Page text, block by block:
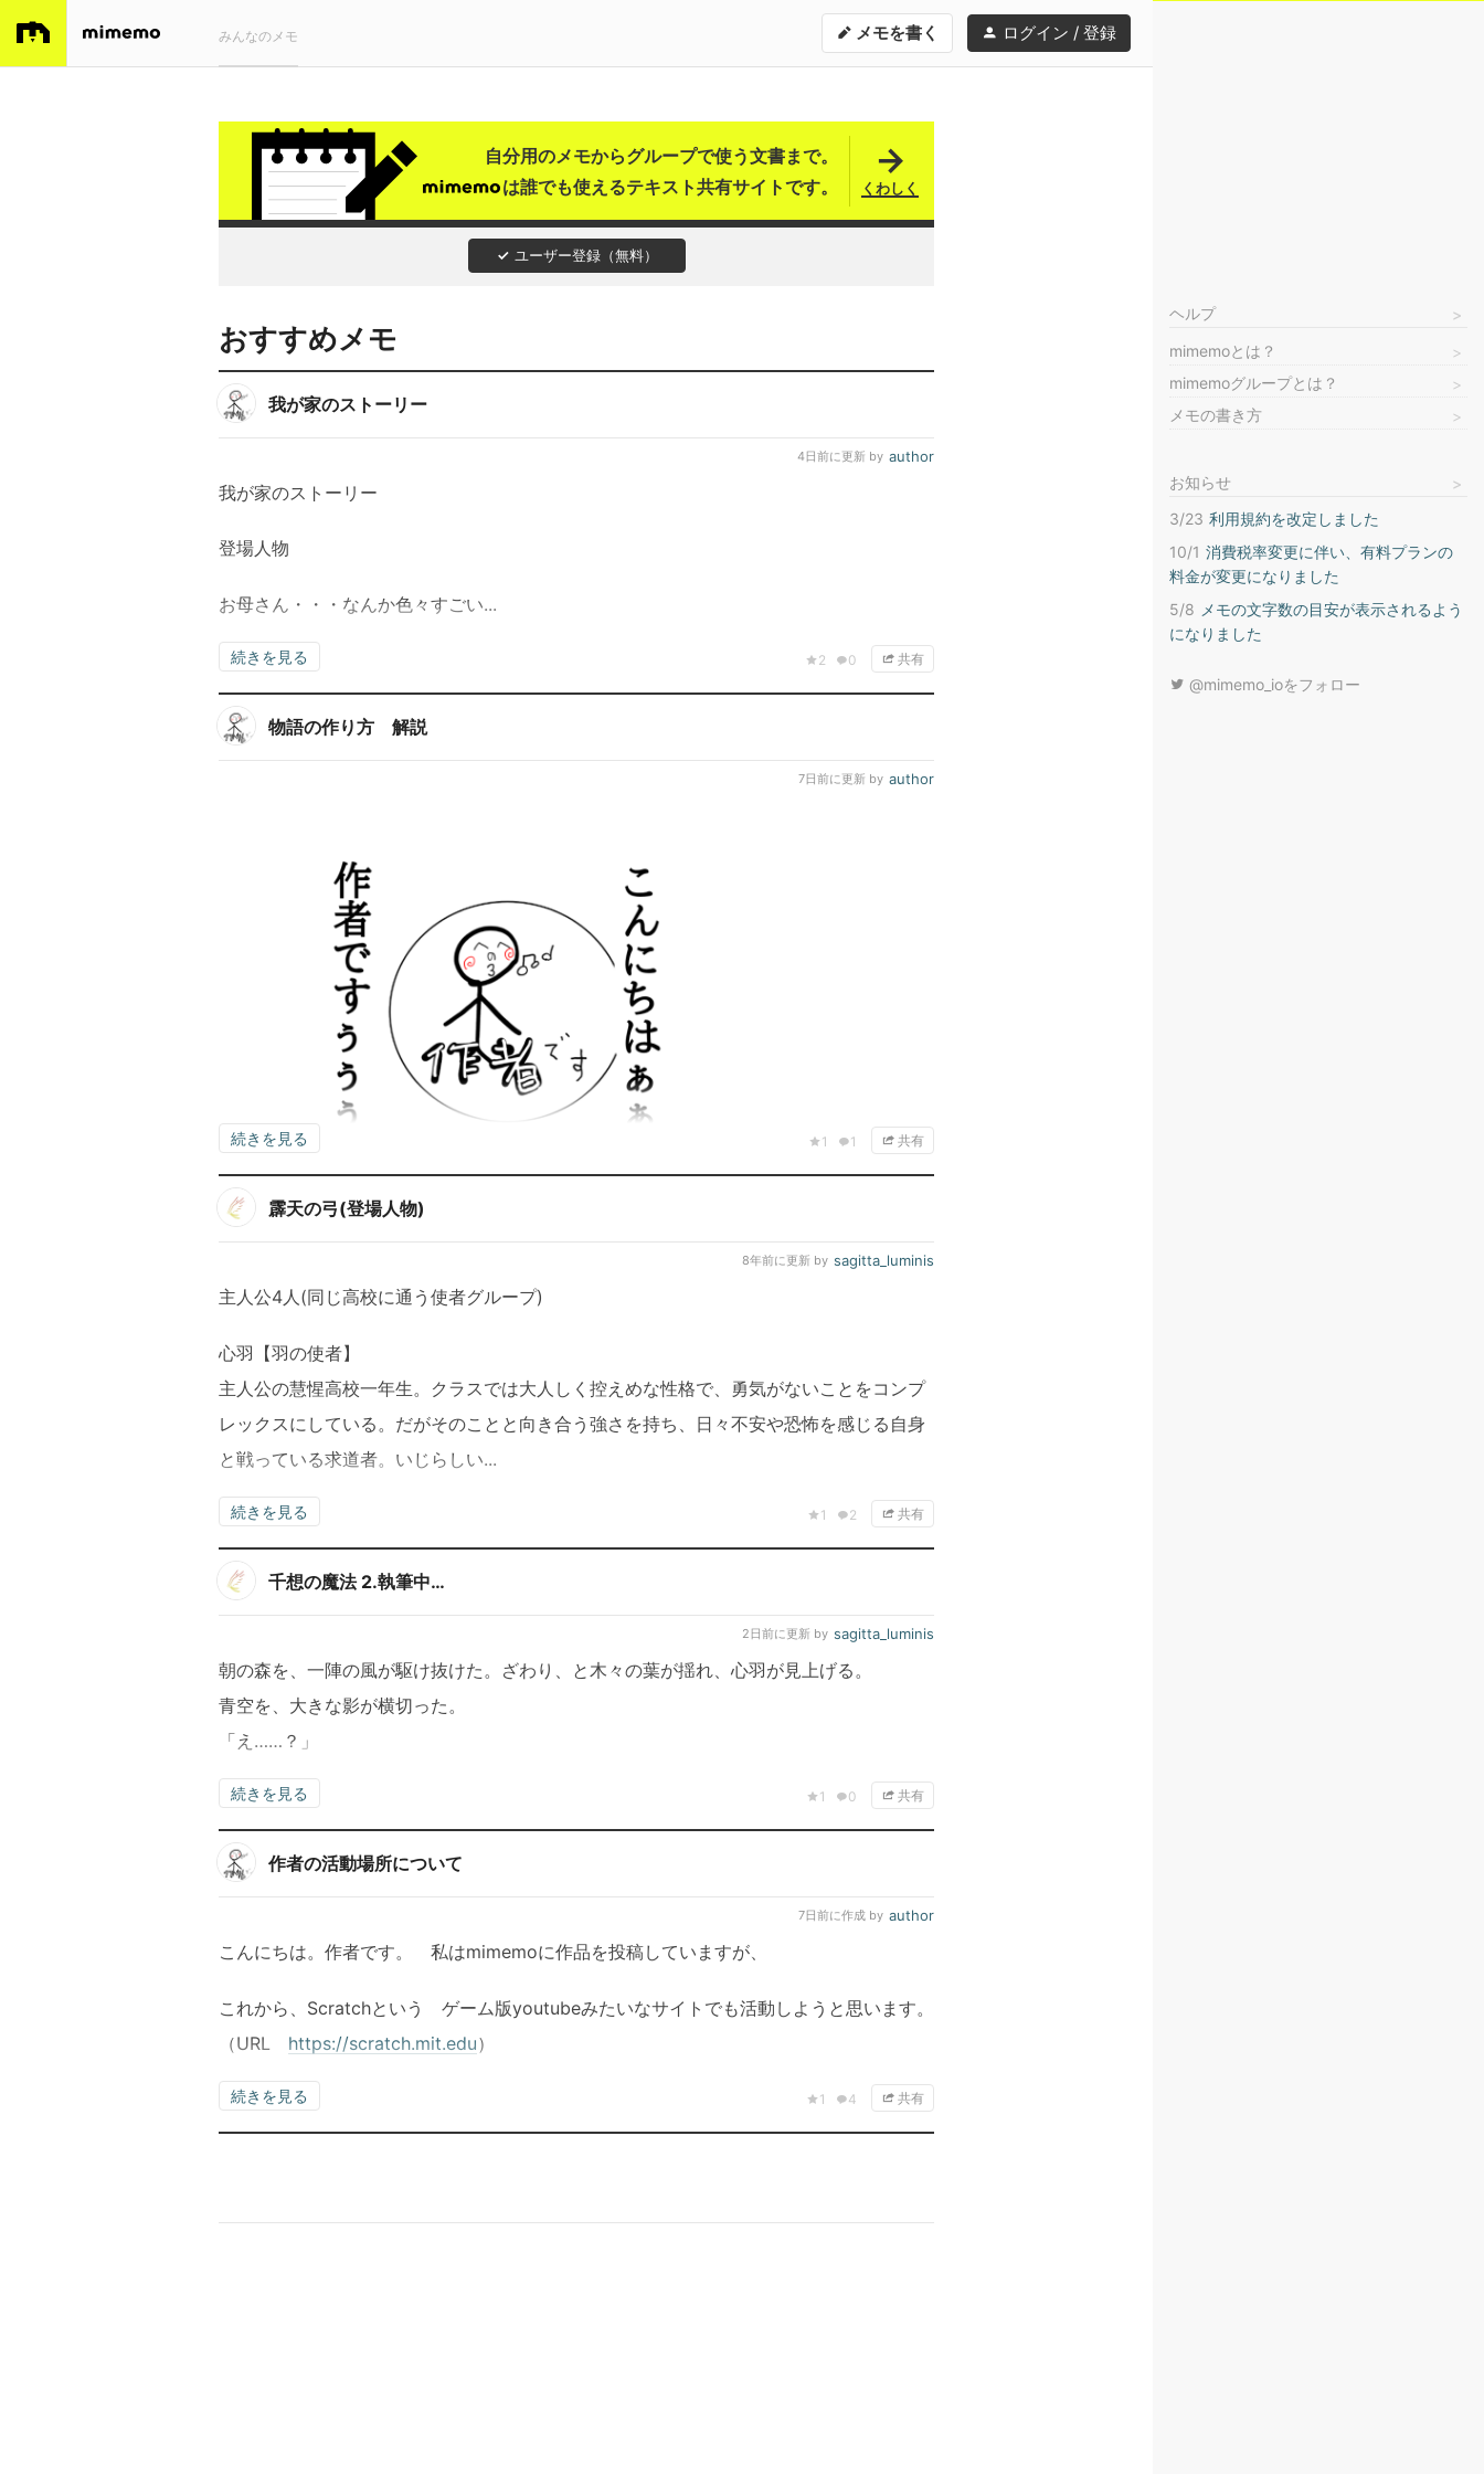
みんなのメモ メモを書く ログイン / 登録
自分用のメモからグループで使う文書まで。
は誰でも使えるテキスト共有サイトです。 くわしく
ユーザー登録（無料）
おすすめメモ
我が家のストーリー
4日前に更新 by author
2 0 共有
我が家のストーリー
登場人物
お母さん・・・なんか色々すごい...
続きを見る
物語の作り方 解説
7日前に更新 by author
1 1 共有
続きを見る
霹天の弓(登場人物)
8年前に更新 by sagitta_luminis
1 2 共有
主人公4人(同じ高校に通う使者グループ)
心羽【羽の使者】
主人公の慧惺高校一年生。クラスでは大人しく控えめな性格で、勇気がないことをコンプ
レックスにしている。だがそのことと向き合う強さを持ち、日々不安や恐怖を感じる自身
と戦っている求道者。いじらしい...
続きを見る
千想の魔法 2.執筆中…
2日前に更新 by sagitta_luminis
1 0 共有
朝の森を、一陣の風が駆け抜けた。ざわり、と木々の葉が揺れ、心羽が見上げる。
青空を、大きな影が横切った。
「え……？」
続きを見る
作者の活動場所について
7日前に作成 by author
1 4 共有
こんにちは。作者です。 私はmimemoに作品を投稿していますが、
これから、Scratchという ゲーム版youtubeみたいなサイトでも活動しようと思います。
（URL https://scratch.mit.edu）
続きを見る
ヘルプ
mimemoとは？
mimemoグループとは？
メモの書き方
お知らせ
3/23 利用規約を改定しました
10/1 消費税率変更に伴い、有料プランの
料金が変更になりました
5/8 メモの文字数の目安が表示されるよう
になりました
@mimemo_ioをフォロー